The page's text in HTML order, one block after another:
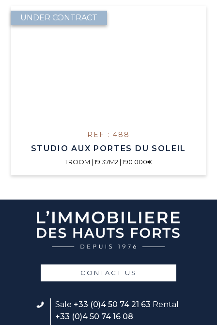
UNDER CONTRACT
REF : 488
STUDIO AUX PORTES DU SOLEIL
1 ROOM | 19.37M2 | 190 000€
Sale +33 (0)4 50 74 21 63 Rental
+33 (0)4 50 74 16 08
CONTACT US